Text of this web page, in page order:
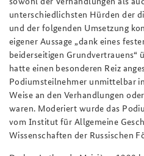
unterschiedlichsten Hürden der
und der folgenden Umsetzung
eigener Aussage „dank eines
beiderseitigen Grundvertrauens“
hatte einen besonderen Reiz
Podiumsteilnehmer unmittelbar
Weise an den Verhandlungen
waren. Moderiert wurde das
vom Institut für Allgemeine
Wissenschaften der Russischen